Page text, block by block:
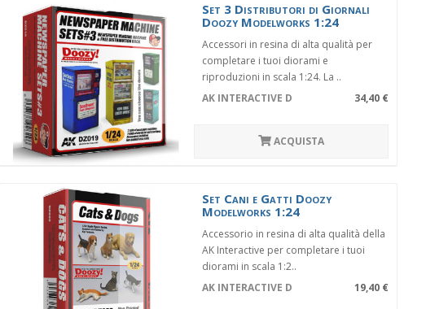
Set 3 Distributori di Giornali
Doozy Modelworks 1:24
Accessori in resina di alta qualità per
completare i tuoi diorami e
riproduzioni in scala 1:24. La ..
AK INTERACTIVE DZ019
34,40 €
ACQUISTA
Set Cani e Gatti Doozy
Modelworks 1:24
Accessorio in resina di alta qualità della
AK Interactive per completare i tuoi
diorami in scala 1:2..
AK INTERACTIVE DZ022
19,40 €